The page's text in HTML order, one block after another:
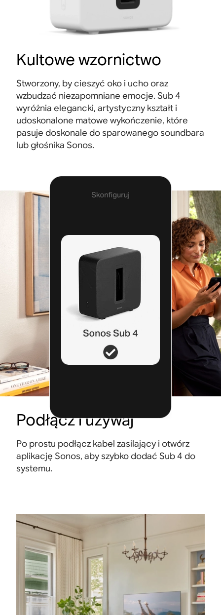
Kultowe wzornictwo
Stworzony, by cieszyć oko i ucho oraz
wzbudzać niezapomniane emocje. Sub 4
wyróżnia elegancki, artystyczny kształt i
udoskonalone matowe wykończenie, które
pasuje doskonale do sparowanego soundbara
lub głośnika Sonos.
Podłącz i używaj
Po prostu podłącz kabel zasilający i otwórz
aplikację Sonos, aby szybko dodać Sub 4 do
systemu.